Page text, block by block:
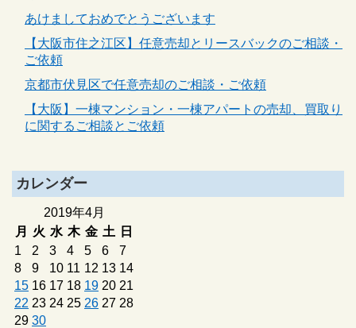
あけましておめでとうございます
【大阪市住之江区】任意売却とリースバックのご相談・
ご依頼
京都市伏見区で任意売却のご相談・ご依頼
【大阪】一棟マンション・一棟アパートの売却、買取り
に関するご相談とご依頼
カレンダー
2019年4月
月
火 水 木 金 土 日
1 2 3 4 5 6
7
8
9 10 11 12 13 14
15 16 17 18 19 20 21
22 23 24 25 26 27 28
29 30